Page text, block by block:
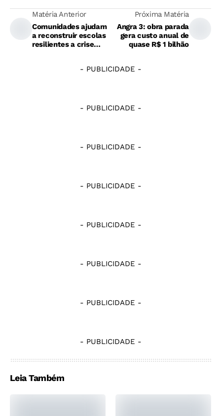
Matéria Anterior
Comunidades ajudam
a reconstruir escolas
resilientes a crise
Próxima Matéria
Angra 3: obra parada
gera custo anual de
quase R$ 1 bilhão
- PUBLICIDADE -
- PUBLICIDADE -
- PUBLICIDADE -
- PUBLICIDADE -
- PUBLICIDADE -
- PUBLICIDADE -
- PUBLICIDADE -
- PUBLICIDADE -
Leia Também